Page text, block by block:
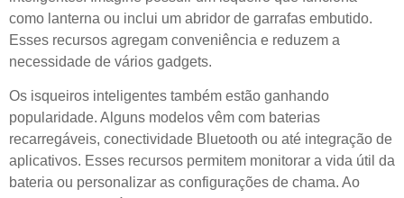
como lanterna ou inclui um abridor de garrafas embutido.
Esses recursos agregam conveniência e reduzem a
necessidade de vários gadgets.
Os isqueiros inteligentes também estão ganhando
popularidade. Alguns modelos vêm com baterias
recarregáveis, conectividade Bluetooth ou até integração de
aplicativos. Esses recursos permitem monitorar a vida útil da
bateria ou personalizar as configurações de chama. Ao